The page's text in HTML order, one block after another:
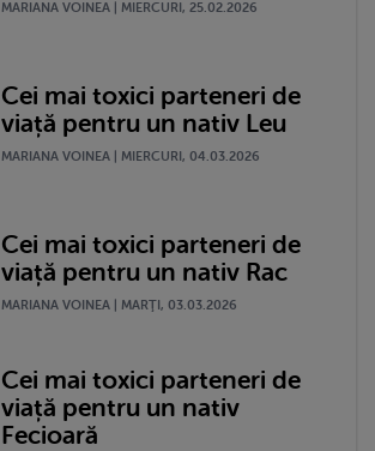
MARIANA VOINEA | MIERCURI, 25.02.2026
Cei mai toxici parteneri de
viață pentru un nativ Leu
MARIANA VOINEA | MIERCURI, 04.03.2026
Cei mai toxici parteneri de
viață pentru un nativ Rac
MARIANA VOINEA | MARŢI, 03.03.2026
Cei mai toxici parteneri de
viață pentru un nativ
Fecioară